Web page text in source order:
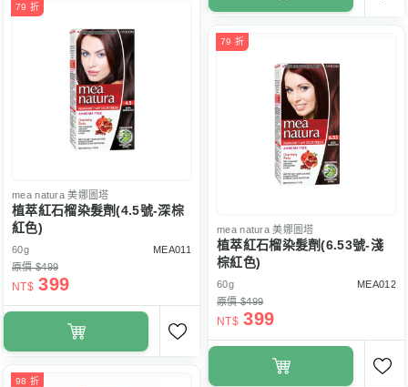
79 折
mea natura 美娜圖塔
植萃紅石榴染髮劑(4.5號-深棕
紅色)
60g
MEA011
原價 $499
NT$ 399
79 折
mea natura 美娜圖塔
植萃紅石榴染髮劑(6.53號-淺
棕紅色)
60g
MEA012
原價 $499
NT$ 399
98 折